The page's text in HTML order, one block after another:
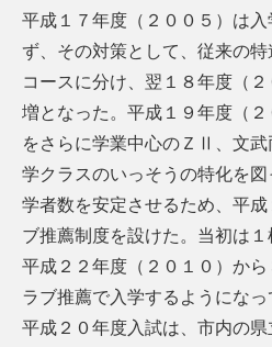
平成１７年度（２００５）は
ず、その対策として、従来の
コースに分け、翌１８年度（
増となった。平成１９年度（
をさらに学業中心のＺⅡ、文
学クラスのいっそうの特化を
学者数を安定させるため、平
ブ推薦制度を設けた。当初は１
平成２２年度（２０１０）か
ラブ推薦で入学するようになっ
平成２０年度入試は、市内の